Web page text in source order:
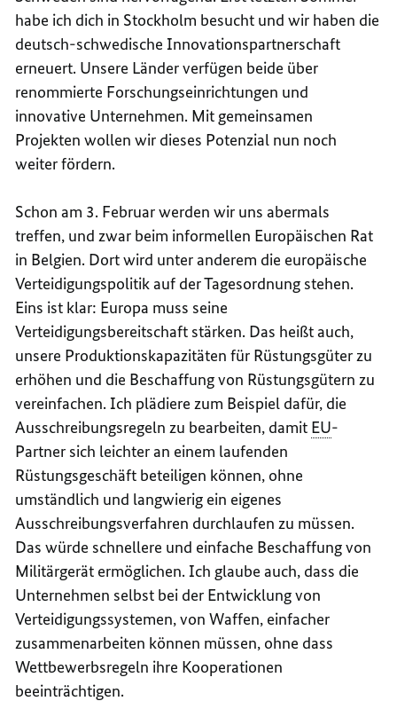
habe ich dich in Stockholm besucht und wir haben die
deutsch-schwedische Innovationspartnerschaft
erneuert. Unsere Länder verfügen beide über
renommierte Forschungseinrichtungen und
innovative Unternehmen. Mit gemeinsamen
Projekten wollen wir dieses Potenzial nun noch
weiter fördern.
Schon am 3. Februar werden wir uns abermals
treffen, und zwar beim informellen Europäischen Rat
in Belgien. Dort wird unter anderem die europäische
Verteidigungspolitik auf der Tagesordnung stehen.
Eins ist klar: Europa muss seine
Verteidigungsbereitschaft stärken. Das heißt auch,
unsere Produktionskapazitäten für Rüstungsgüter zu
erhöhen und die Beschaffung von Rüstungsgütern zu
vereinfachen. Ich plädiere zum Beispiel dafür, die
Ausschreibungsregeln zu bearbeiten, damit EU-
Partner sich leichter an einem laufenden
Rüstungsgeschäft beteiligen können, ohne
umständlich und langwierig ein eigenes
Ausschreibungsverfahren durchlaufen zu müssen.
Das würde schnellere und einfache Beschaffung von
Militärgerät ermöglichen. Ich glaube auch, dass die
Unternehmen selbst bei der Entwicklung von
Verteidigungssystemen, von Waffen, einfacher
zusammenarbeiten können müssen, ohne dass
Wettbewerbsregeln ihre Kooperationen
beeinträchtigen.